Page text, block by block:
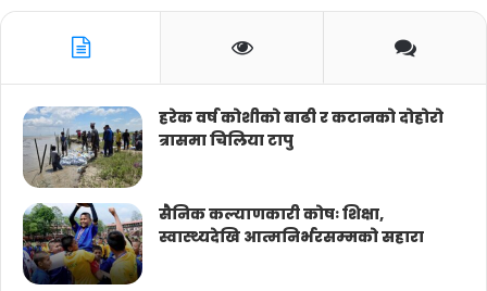
हरेक वर्ष कोशीको बाढी र कटानको दोहोरो
त्रासमा चिलिया टापु
सैनिक कल्याणकारी कोषः शिक्षा,
स्वास्थ्यदेखि आत्मनिर्भरसम्मको सहारा